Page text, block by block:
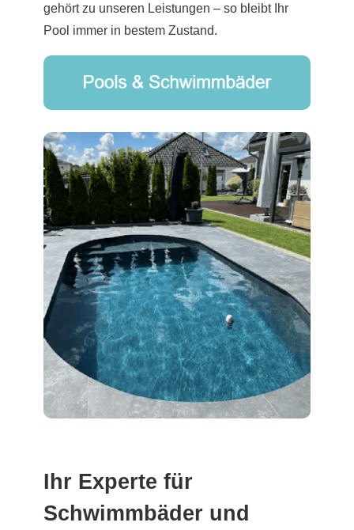
gehört zu unseren Leistungen – so bleibt Ihr
Pool immer in bestem Zustand.
Ihr Experte für
Schwimmbäder und